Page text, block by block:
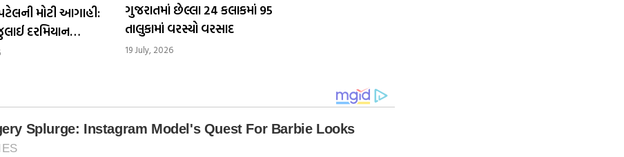
મોટી આગાહી:
દરમિયાન
પડશે આભ
ગુજરાતમાં છેલ્લા 24 કલાકમાં 95
તાલુકામાં વરસ્યો વરસાદ
19 July, 2026